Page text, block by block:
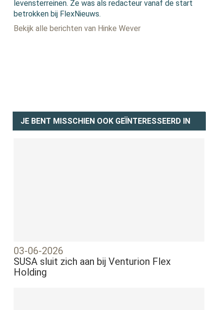
levensterreinen. Ze was als redacteur vanaf de start
betrokken bij FlexNieuws.
Bekijk alle berichten van Hinke Wever
JE BENT MISSCHIEN OOK GEÏNTERESSEERD IN
03-06-2026
SUSA sluit zich aan bij Venturion Flex
Holding